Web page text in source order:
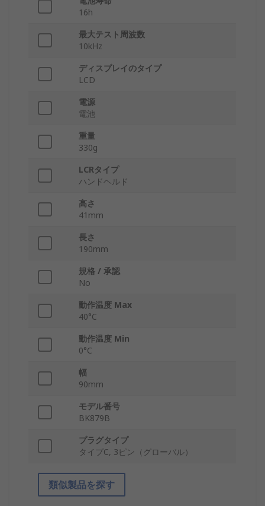
16h
最大テスト周波数
10kHz
ディスプレイのタイプ
LCD
電源
電池
重量
330g
LCRタイプ
ハンドヘルド
高さ
41mm
長さ
190mm
規格 / 承認
No
動作温度 Max
40°C
動作温度 Min
0°C
幅
90mm
モデル番号
BK879B
プラグタイプ
タイプC, 3ピン（グローバル）
類似製品を探す